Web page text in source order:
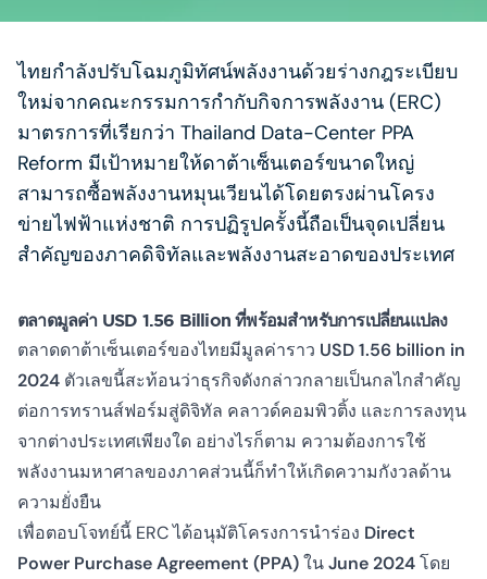
ไทยกำลังปรับโฉมภูมิทัศน์พลังงานด้วยร่างกฎระเบียบ
ใหม่จากคณะกรรมการกำกับกิจการพลังงาน (ERC)
มาตรการที่เรียกว่า Thailand Data-Center PPA
Reform มีเป้าหมายให้ดาต้าเซ็นเตอร์ขนาดใหญ่
สามารถซื้อพลังงานหมุนเวียนได้โดยตรงผ่านโครง
ข่ายไฟฟ้าแห่งชาติ การปฏิรูปครั้งนี้ถือเป็นจุดเปลี่ยน
สำคัญของภาคดิจิทัลและพลังงานสะอาดของประเทศ
ตลาดมูลค่า USD 1.56 Billion ที่พร้อมสำหรับการเปลี่ยนแปลง
ตลาดดาต้าเซ็นเตอร์ของไทยมีมูลค่าราว USD 1.56 billion in
2024 ตัวเลขนี้สะท้อนว่าธุรกิจดังกล่าวกลายเป็นกลไกสำคัญ
ต่อการทรานส์ฟอร์มสู่ดิจิทัล คลาวด์คอมพิวติ้ง และการลงทุน
จากต่างประเทศเพียงใด อย่างไรก็ตาม ความต้องการใช้
พลังงานมหาศาลของภาคส่วนนี้ก็ทำให้เกิดความกังวลด้าน
ความยั่งยืน
เพื่อตอบโจทย์นี้ ERC ได้อนุมัติโครงการนำร่อง Direct
Power Purchase Agreement (PPA)ในJune 2024โดย